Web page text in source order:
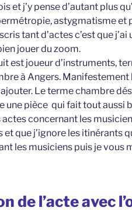
et j’y pense d’autant plus
astygmatisme
tant d’actes c’est que
jouer du zoom.
est joueur d’instruments,
à Angers. Manifestement
Le terme chambre
une pièce qui fait tout aussi
concernant les
et que j’ignore les itinérants
les musiciens puis je vous
de l’acte avec